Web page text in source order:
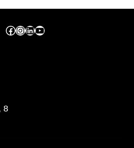
Facebook ville de seraing Instragram ville de seraing linkedin – ville de seraing YouTube
8